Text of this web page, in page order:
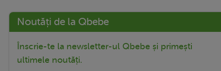
Noutăți de la Qbebe
Înscrie-te la newsletter-ul Qbebe și primești
ultimele noutăți.